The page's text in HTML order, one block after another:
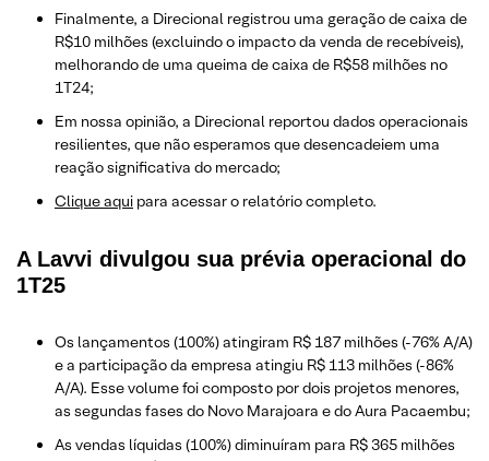
Finalmente, a Direcional registrou uma geração de caixa de
R$10 milhões (excluindo o impacto da venda de recebíveis),
melhorando de uma queima de caixa de R$58 milhões no
1T24;
Em nossa opinião, a Direcional reportou dados operacionais
resilientes, que não esperamos que desencadeiem uma
reação significativa do mercado;
Clique aqui para acessar o relatório completo.
A Lavvi divulgou sua prévia operacional do
1T25
Os lançamentos (100%) atingiram R$ 187 milhões (-76% A/A)
e a participação da empresa atingiu R$ 113 milhões (-86%
A/A). Esse volume foi composto por dois projetos menores,
as segundas fases do Novo Marajoara e do Aura Pacaembu;
As vendas líquidas (100%) diminuíram para R$ 365 milhões